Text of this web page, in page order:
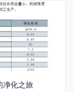
净化之旅